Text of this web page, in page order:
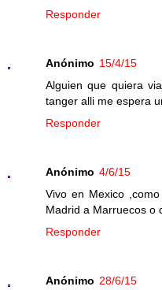
Responder
Anónimo 15/4/15
Alguien que quiera
tanger alli me espera
Responder
Anónimo 4/6/15
Vivo en Mexico
Madrid a Marruecos o
Responder
Anónimo 28/6/15